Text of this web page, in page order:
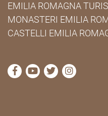
EMILIA ROMAGNA
MONASTERI EMILIA
CASTELLI EMILIA
visita la pagina
visita la pagina
visita lavisita la